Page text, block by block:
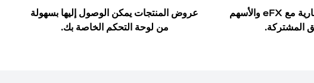
ابدأ رحلتك الاستثمارية مع eFX والأسهم
المشتركة.
عروض المنتجات يمكن الوصول إليها بسهولة
من لوحة التحكم الخاصة بك.